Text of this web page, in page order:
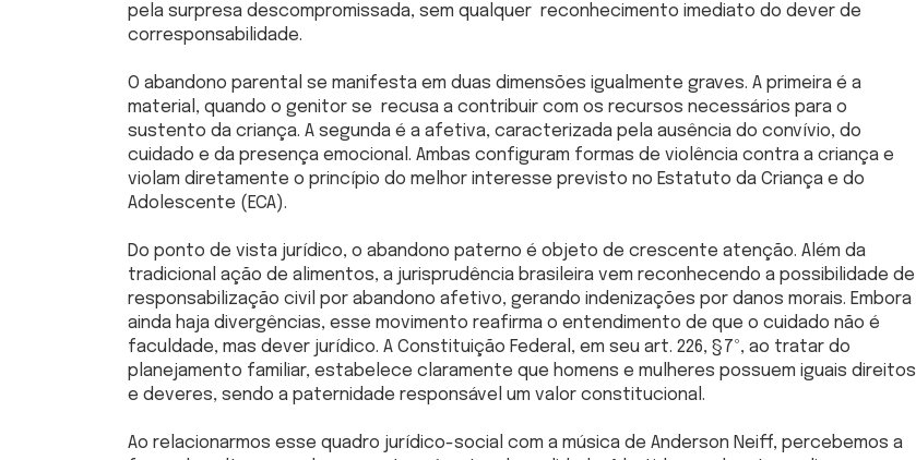
pela surpresa descompromissada, sem qualquer reconhecimento imediato do dever de
corresponsabilidade.
O abandono parental se manifesta em duas dimensões igualmente graves. A primeira é a
material, quando o genitor se recusa a contribuir com os recursos necessários para o
sustento da criança. A segunda é a afetiva, caracterizada pela ausência do convívio, do
cuidado e da presença emocional. Ambas configuram formas de violência contra a criança e
violam diretamente o princípio do melhor interesse previsto no Estatuto da Criança e do
Adolescente (ECA).
Do ponto de vista jurídico, o abandono paterno é objeto de crescente atenção. Além da
tradicional ação de alimentos, a jurisprudência brasileira vem reconhecendo a possibilidade de
responsabilização civil por abandono afetivo, gerando indenizações por danos morais. Embora
ainda haja divergências, esse movimento reafirma o entendimento de que o cuidado não é
faculdade, mas dever jurídico. A Constituição Federal, em seu art. 226, §7º, ao tratar do
planejamento familiar, estabelece claramente que homens e mulheres possuem iguais direitos
e deveres, sendo a paternidade responsável um valor constitucional.
Ao relacionarmos esse quadro jurídico-social com a música de Anderson Neiff, percebemos a